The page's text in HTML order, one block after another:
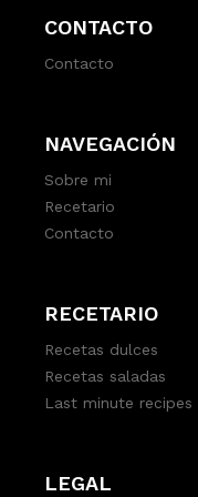
CONTACTO
Contacto
NAVEGACIÓN
Sobre mi
Recetario
Contacto
RECETARIO
Recetas dulces
Recetas saladas
Last minute recipes
LEGAL